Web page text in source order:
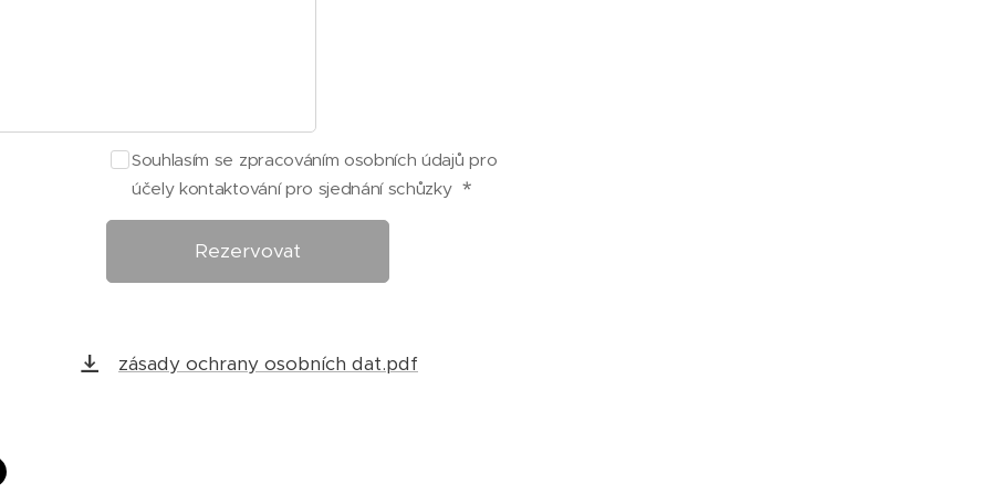
Souhlasím se zpracováním osobních údajů pro
účely kontaktování pro sjednání schůzky
Rezervovat
zásady ochrany osobních dat.pdf